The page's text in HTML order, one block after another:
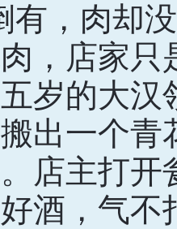
有，肉却
，店家
岁的大
出一个
店主打
酒，气不